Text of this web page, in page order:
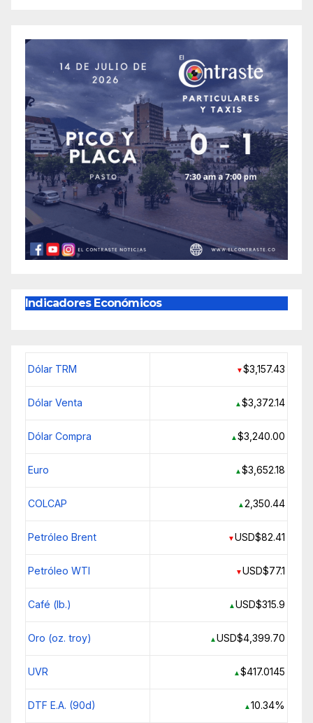
Indicadores Económicos
Dólar TRM ▼$3,157.43
Dólar Venta ▲$3,372.14
Dólar Compra ▲$3,240.00
Euro ▲$3,652.18
COLCAP ▲2,350.44
Petróleo Brent ▼USD$82.41
Petróleo WTI ▼USD$77.1
Café (lb.) ▲USD$315.9
Oro (oz. troy) ▲USD$4,399.70
UVR ▲$417.0145
DTF E.A. (90d) ▲10.34%